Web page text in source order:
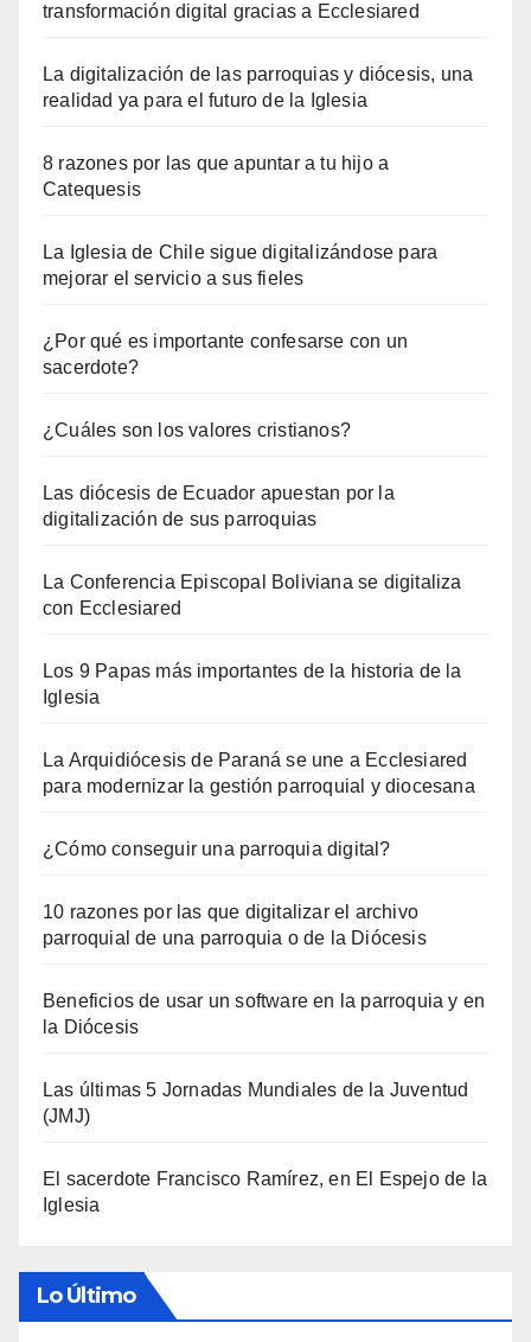
transformación digital gracias a Ecclesiared
La digitalización de las parroquias y diócesis, una
realidad ya para el futuro de la Iglesia
8 razones por las que apuntar a tu hijo a
Catequesis
La Iglesia de Chile sigue digitalizándose para
mejorar el servicio a sus fieles
¿Por qué es importante confesarse con un
sacerdote?
¿Cuáles son los valores cristianos?
Las diócesis de Ecuador apuestan por la
digitalización de sus parroquias
La Conferencia Episcopal Boliviana se digitaliza
con Ecclesiared
Los 9 Papas más importantes de la historia de la
Iglesia
La Arquidiócesis de Paraná se une a Ecclesiared
para modernizar la gestión parroquial y diocesana
¿Cómo conseguir una parroquia digital?
10 razones por las que digitalizar el archivo
parroquial de una parroquia o de la Diócesis
Beneficios de usar un software en la parroquia y en
la Diócesis
Las últimas 5 Jornadas Mundiales de la Juventud
(JMJ)
El sacerdote Francisco Ramírez, en El Espejo de la
Iglesia
Lo Último